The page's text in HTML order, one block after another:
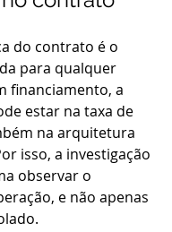
do contrato é o
para qualquer
financiamento, a
estar na taxa de
na arquitetura
isso, a investigação
observar o
e não apenas